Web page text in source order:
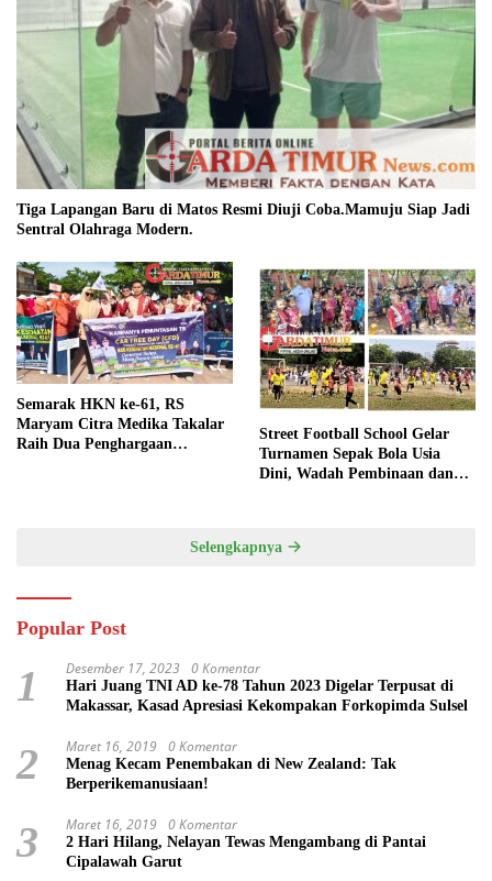
Tiga Lapangan Baru di Matos Resmi Diuji Coba.Mamuju Siap Jadi
Sentral Olahraga Modern.
Semarak HKN ke-61, RS
Maryam Citra Medika Takalar
Raih Dua Penghargaan
Street Football School Gelar
Turnamen Sepak Bola Usia
Dini, Wadah Pembinaan dan
Selengkapnya
Popular Post
1 Desember 17, 2023 0 Komentar
Hari Juang TNI AD ke-78 Tahun 2023 Digelar Terpusat di
Makassar, Kasad Apresiasi Kekompakan Forkopimda Sulsel
2 Maret 16, 2019 0 Komentar
Menag Kecam Penembakan di New Zealand: Tak
Berperikemanusiaan!
3 Maret 16, 2019 0 Komentar
2 Hari Hilang, Nelayan Tewas Mengambang di Pantai
Cipalawah Garut